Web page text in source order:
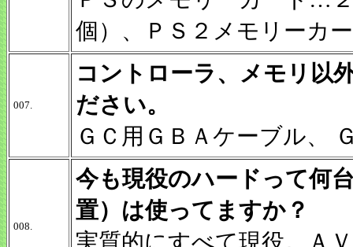
個）、ＰＳ２メモリーカ
007.
コントローラ、メモリ以
ださい。
ＧＣ用ＧＢＡケーブル、
008.
今も現役のハードって何
置）は使ってますか？
実質的にすべて現役。Ａ